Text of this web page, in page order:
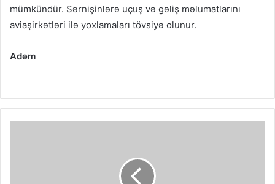
mümkündür. Sərnişinlərə uçuş və gəliş məlumatlarını
aviaşirkətləri ilə yoxlamaları tövsiyə olunur.
Adəm